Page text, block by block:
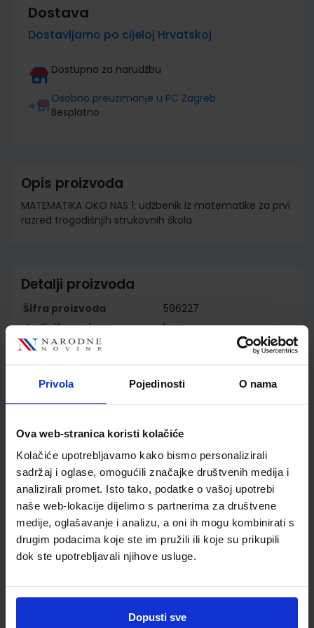
Privola Pojedinosti O nama
Ova web-stranica koristi kolačiće
Kolačiće upotrebljavamo kako bismo personalizirali
sadržaj i oglase, omogućili značajke društvenih medija i
analizirali promet. Isto tako, podatke o vašoj upotrebi
naše web-lokacije dijelimo s partnerima za društvene
medije, oglašavanje i analizu, a oni ih mogu kombinirati s
drugim podacima koje ste im pružili ili koje su prikupili
dok ste upotrebljavali njihove usluge.
Dopusti sve
Dostava
Dostavljamo po cijeloj Hrvatskoj
Dostupno za narudžbu
Osobno preuzimanje u PC Zagreb
Besplatno
Opis proizvoda
MATEMATIKA OKO NAS 1; udžbenik iz matematike za prvi
razred trogodišnjih strukovnih škola
Detalji proizvoda
Šifra proizvoda
596227
Jedinična mjera
kom
Nakladnik
PROFIL KLETT d.o.o.
Autor
Rebeka Kalazić Snježana
Lukač Mirna Stojanović
Vrsta škole
3 STRUKOVNA
Nastavni predmet
MATEMATIKA
Reg br min
8196